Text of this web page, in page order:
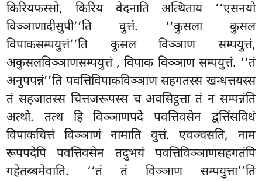
किरियफस्सो, किरिय वेदनाति अत्थिताय ‘‘एसनयो
विञ्ञाणादीसुपी’’ति वुत्तं. ‘‘कुसला कुसल
विपाकसम्पयुत्तं’’ति कुसल विञ्ञाण सम्पयुत्तं,
अकुसलविञ्ञाणसम्पयुत्तं , विपाक विञ्ञाण सम्पयुत्तं. ‘‘तं
अनुपपन्नं’’ति पवत्तिविपाकविञ्ञाण सहगतस्स खन्धत्तयस्स
तं सहजातस्स चित्तजरूपस्स च अवसिट्ठत्ता तं न सम्पन्नंति
अत्थो. तत्थ हि विञ्ञाणपदे पवत्तिवसेन द्वत्तिंसविधं
विपाकचित्तं विञ्ञाणं नामाति वुत्तं. एवञ्चसति, नाम
रूपपदेपि पवत्तिवसेन तदुभयं पवत्तिविञ्ञाणसहगतंपि
गहेतब्बमेवाति. ‘‘तं तं विञ्ञाण सम्पयुत्ता’’ति